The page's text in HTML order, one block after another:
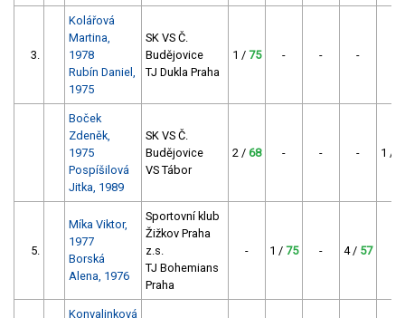
3.
Kolářová
Martina,
1978
Rubín Daniel,
1975
SK VS Č.
Budějovice
TJ Dukla Praha
1 / 75 - - -
Boček
Zdeněk,
1975
Pospíšilová
Jitka, 1989
SK VS Č.
Budějovice
VS Tábor
2 / 68 - - - 1 /
5.
Míka Viktor,
1977
Borská
Alena, 1976
Sportovní klub
Žižkov Praha
z.s.
TJ Bohemians
Praha
- 1 / 75 - 4 / 57
Konvalinková